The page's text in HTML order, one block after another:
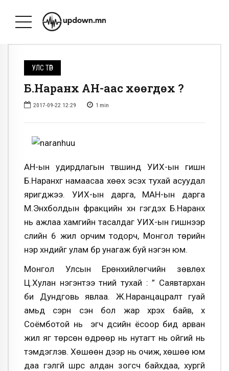
УЛС ТӨР
Б.Наранхүү АН-аас хөөгдөх үү?
2017-09-22 12:29 1 min
АН-ын удирдлагын түвшинд УИХ-ын гишүүн
Б.Наранхүүг намаасаа хөөх эсэх тухай асуудал
яригджээ. УИХ-ын дарга, МАН-ын дарга
М.Энхболдын фракцийн хүн гэгдэх Б.Наранхүү
нь ажлаа хамгийн тасалдаг УИХ-ын гишүүнээр
сүүлийн 6 жил орчим тодорч, Монгол төрийн
нэр хүндийг улам бүр унагаж буй нэгэн юм.
Монгол Улсын Ерөнхийлөгчийн зөвлөх
Ц.Хулан нэгэнтээ түүний тухай : ” Саявтархан
би Дундговь явлаа. Ж.Наранцацралт гуай
амьд сэрүүн сэн бол жар хүрэх байв, хүү
Соёмботой нь эгч дүүсийн ёсоор бид арван
жил яг төрсөн өдрөөр нь нутагт нь ойгий нь
тэмдэглэв. Хөшөөн дээр нь очиж, хөшөө юм
даа гэлгүй шүүрс алдан зогсч байхдаа, хургүй